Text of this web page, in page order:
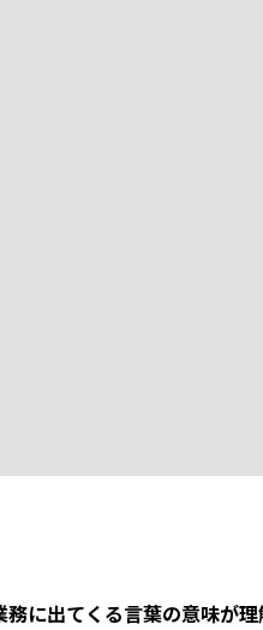
に出てくる言葉の意味が